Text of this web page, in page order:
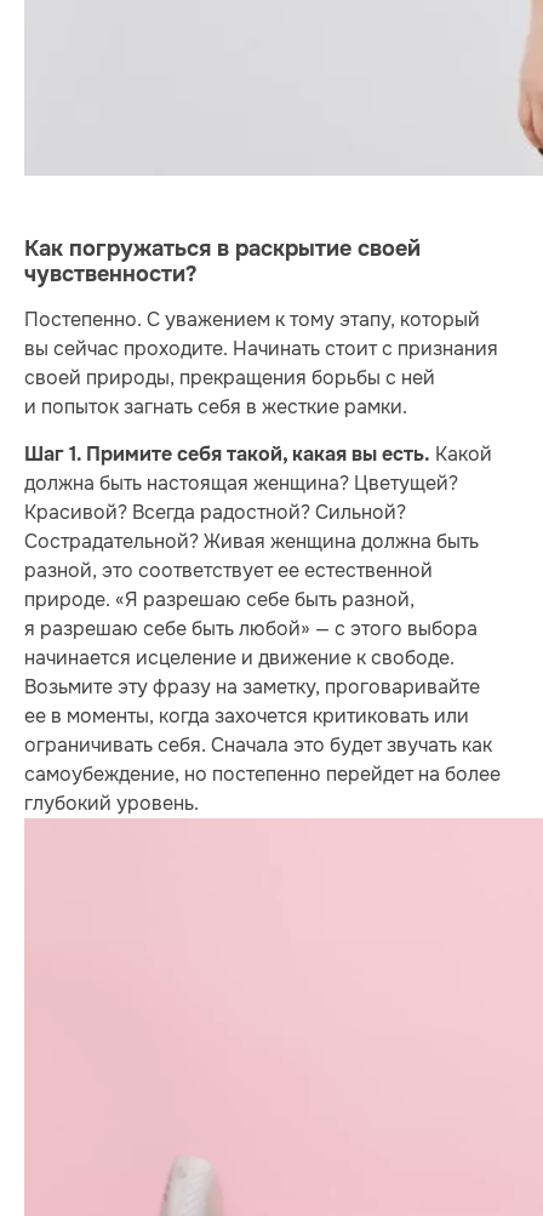
Как погружаться в раскрытие своей
чувственности?
Постепенно. С уважением к тому этапу, который
вы сейчас проходите. Начинать стоит с признания
своей природы, прекращения борьбы с ней
и попыток загнать себя в жесткие рамки.
Шаг 1. Примите себя такой, какая вы есть. Какой
должна быть настоящая женщина? Цветущей?
Красивой? Всегда радостной? Сильной?
Сострадательной? Живая женщина должна быть
разной, это соответствует ее естественной
природе. «Я разрешаю себе быть разной,
я разрешаю себе быть любой» — с этого выбора
начинается исцеление и движение к свободе.
Возьмите эту фразу на заметку, проговаривайте
ее в моменты, когда захочется критиковать или
ограничивать себя. Сначала это будет звучать как
самоубеждение, но постепенно перейдет на более
глубокий уровень.